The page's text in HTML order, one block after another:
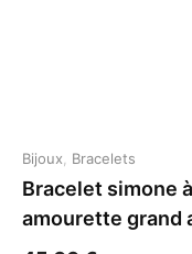
Bijoux Bracelets
Bracelet simone
amourette grand